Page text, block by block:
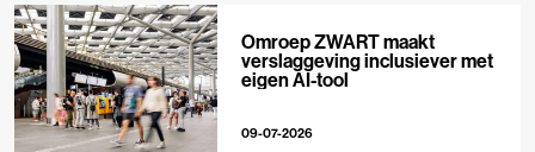
Omroep ZWART maakt
verslaggeving inclusiever met
eigen AI-tool
09-07-2026